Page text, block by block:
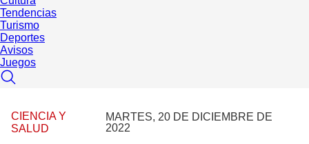
Tendencias
Turismo
Deportes
Avisos
Juegos
CIENCIA Y
SALUD
MARTES, 20 DE DICIEMBRE DE
2022